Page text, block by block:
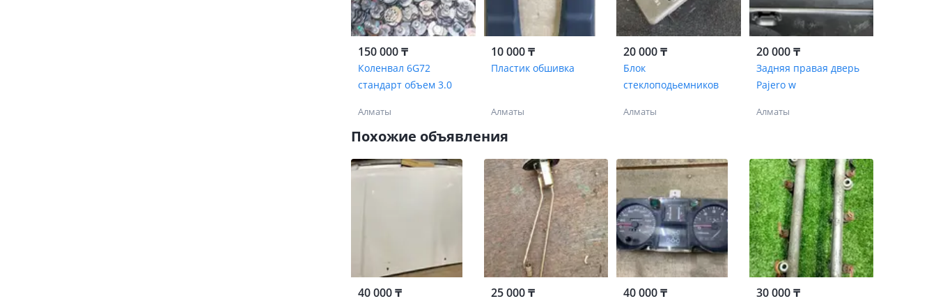
150 000 ₸
Коленвал 6G72
стандарт объем 3.0
Алматы
10 000 ₸
Пластик обшивка
Алматы
20 000 ₸
Блок
стеклоподьемников
Алматы
20 000 ₸
Задняя правая дверь
Pajero w
Алматы
Похожие объявления
40 000 ₸ 25 000 ₸ 40 000 ₸ 30 000 ₸